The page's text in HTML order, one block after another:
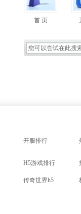
首 页
开服排行
H5游戏排行
传奇世界h5